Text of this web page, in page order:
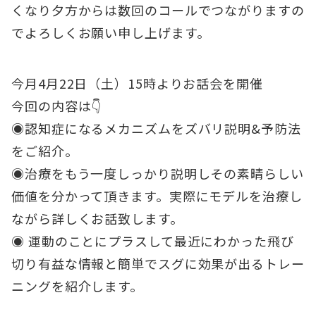
くなり夕方からは数回のコールでつながりますの
でよろしくお願い申し上げます。
今月4月22日（土）15時よりお話会を開催
今回の内容は👇
◉認知症になるメカニズムをズバリ説明&予防法
をご紹介。
◉治療をもう一度しっかり説明しその素晴らしい
価値を分かって頂きます。実際にモデルを治療し
ながら詳しくお話致します。
◉ 運動のことにプラスして最近にわかった飛び
切り有益な情報と簡単でスグに効果が出るトレー
ニングを紹介します。